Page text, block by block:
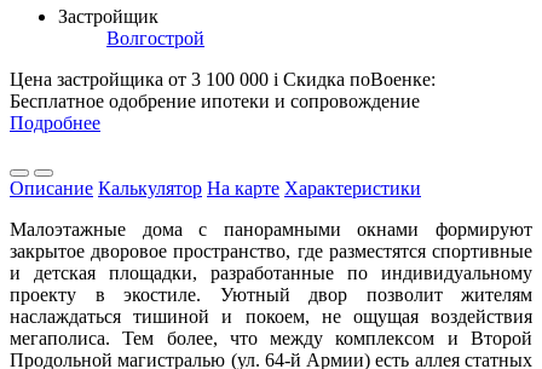
Застройщик
Волгострой
Цена застройщика от 3 100 000 i Скидка поВоенке:
Бесплатное одобрение ипотеки и сопровождение
Подробнее
Описание Калькулятор На карте Характеристики
Малоэтажные дома с панорамными окнами формируют
закрытое дворовое пространство, где разместятся спортивные
и детская площадки, разработанные по индивидуальному
проекту в экостиле. Уютный двор позволит жителям
наслаждаться тишиной и покоем, не ощущая воздействия
мегаполиса. Тем более, что между комплексом и Второй
Продольной магистралью (ул. 64-й Армии) есть аллея статных